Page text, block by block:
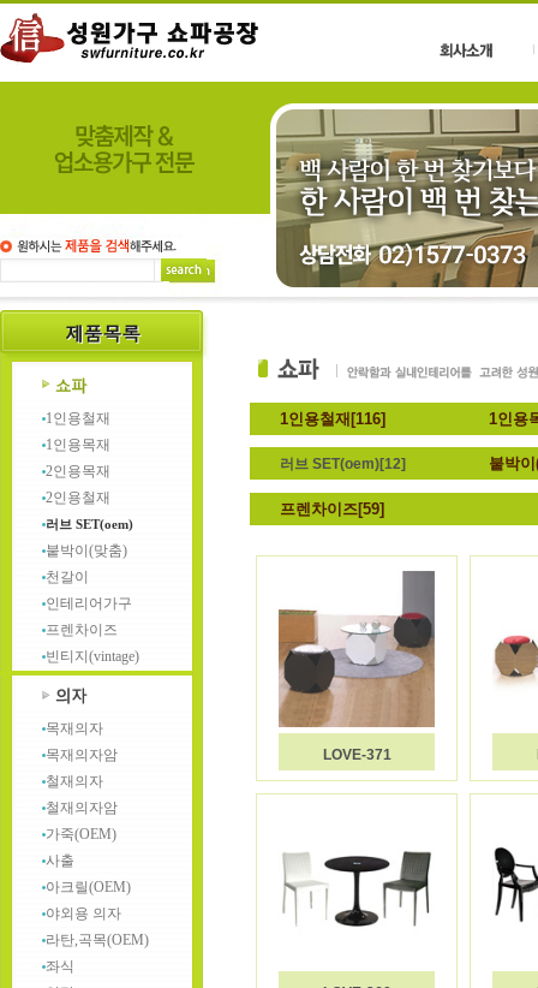
1인용철재
1인용목재
2인용목재
2인용철재
러브 SET(oem)
붙박이(맞춤)
천갈이
인테리어가구
프렌차이즈
빈티지(vintage)
목재의자
목재의자암
철재의자
철재의자암
가죽(OEM)
사출
아크릴(OEM)
야외용 의자
라탄,곡목(OEM)
좌식
1인용철재[116] 1인용
러브 SET(oem)[12] 붙박
프렌차이즈[59]
LOVE-371